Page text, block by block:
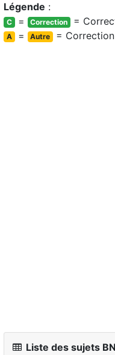
Légende :
C = Correction =
A = Autre =
Liste des sujets